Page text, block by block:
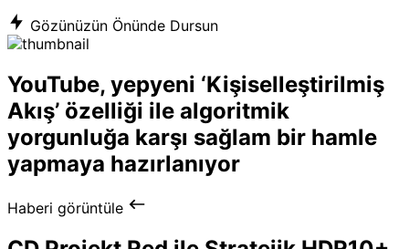
Gözünüzün Önünde Dursun
YouTube, yepyeni ‘Kişiselleştirilmiş
Akış’ özelliği ile algoritmik
yorgunluğa karşı sağlam bir hamle
yapmaya hazırlanıyor
Haberi görüntüle